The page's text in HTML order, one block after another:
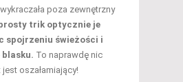
poza zewnętrzny
trik optycznie je
spojrzeniu świeżości i
blasku. To naprawdę nic
oszałamiający!